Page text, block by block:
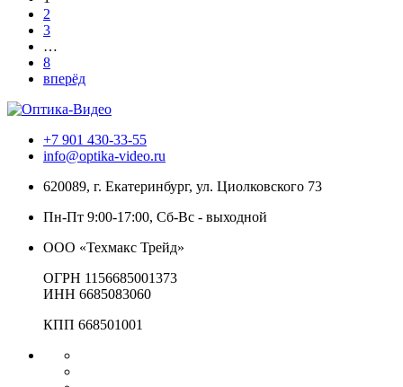
2
3
…
8
вперёд
+7 901 430-33-55
info@optika-video.ru
620089, г. Екатеринбург, ул. Циолковского 73
Пн-Пт 9:00-17:00, Сб-Вс - выходной
ООО «Техмакс Трейд»
ОГРН 1156685001373
ИНН 6685083060
КПП 668501001